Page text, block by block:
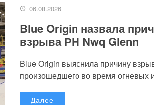
06.08.2026
Blue Origin назвала
взрыва РН Nwq Glenn
Blue Origin выяснила причину
произошедшего во время огневых
Далее